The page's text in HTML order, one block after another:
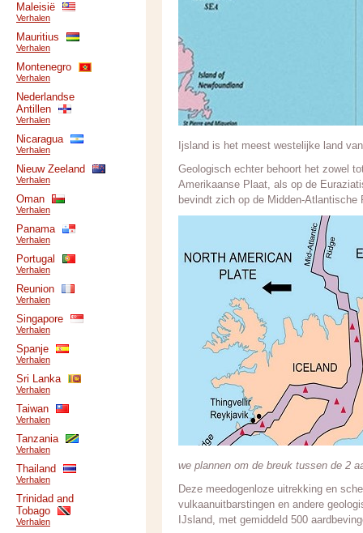
Ijsland is het meest westelijke land
Geologisch echter behoort het zowel
Amerikaanse Plaat, als op de
bevindt zich op de Midden-Atlantische
we plannen om de breuk tussen de 2
Deze meedogenloze uitrekking en
vulkaanuitbarstingen en andere
IJsland, met gemiddeld 500
Maleisië
Verhalen
Mauritius
Verhalen
Montenegro
Verhalen
Nederlandse
Antillen
Verhalen
Nicaragua
Verhalen
Nieuw Zeeland
Verhalen
Oman
Verhalen
Panama
Verhalen
Portugal
Verhalen
Reunion
Verhalen
Singapore
Verhalen
Spanje
Verhalen
Sri Lanka
Verhalen
Taiwan
Verhalen
Tanzania
Verhalen
Thailand
Verhalen
Trinidad and
Tobago
Verhalen